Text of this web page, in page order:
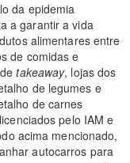
da epidemia
a garantir a vida
alimentares entre
de comidas e
detakeaway, lojas dos
de legumes e
de carnes
pelo IAM e
acima mencionado,
autocarros para